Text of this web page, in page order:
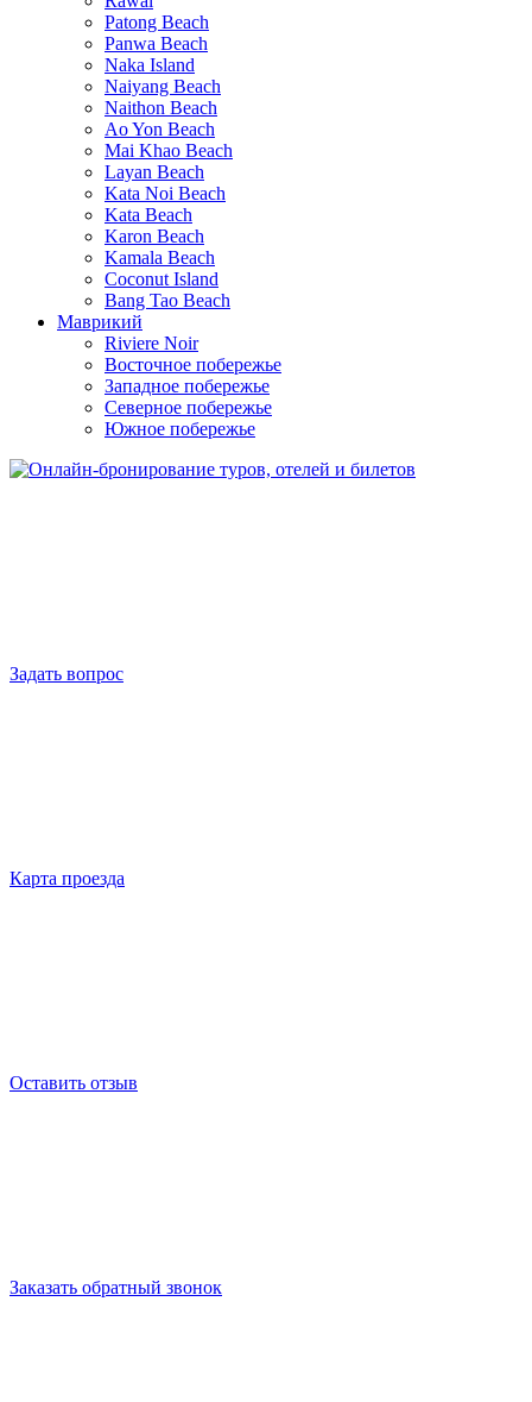
Patong Beach
Panwa Beach
Naka Island
Naiyang Beach
Naithon Beach
Ao Yon Beach
Mai Khao Beach
Layan Beach
Kata Noi Beach
Kata Beach
Karon Beach
Kamala Beach
Coconut Island
Bang Tao Beach
Маврикий
Riviere Noir
Восточное побережье
Западное побережье
Северное побережье
Южное побережье
Задать вопрос
Карта проезда
Оставить отзыв
Заказать обратный звонок